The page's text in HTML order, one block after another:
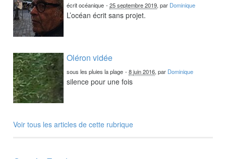
écrit océanique -25 septembre 2019, par Dominique
L’océan écrit sans projet.
Oléron vidée
sous les pluies la plage -8 juin 2016, par Dominique
silence pour une fois
Voir tous les articles de cette rubrique